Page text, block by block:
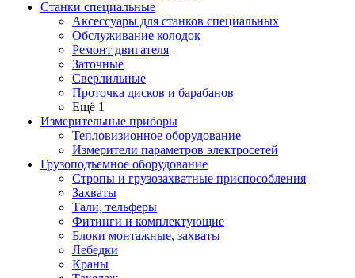
Станки специальные
Аксессуары для станков специальных
Обслуживание колодок
Ремонт двигателя
Заточные
Сверлильные
Проточка дисков и барабанов
Ещё 1
Измерительные приборы
Тепловизионное оборудование
Измерители параметров электросетей
Грузоподъемное оборудование
Стропы и грузозахватные приспособления
Захваты
Тали, тельферы
Фитинги и комплектующие
Блоки монтажные, захваты
Лебедки
Краны